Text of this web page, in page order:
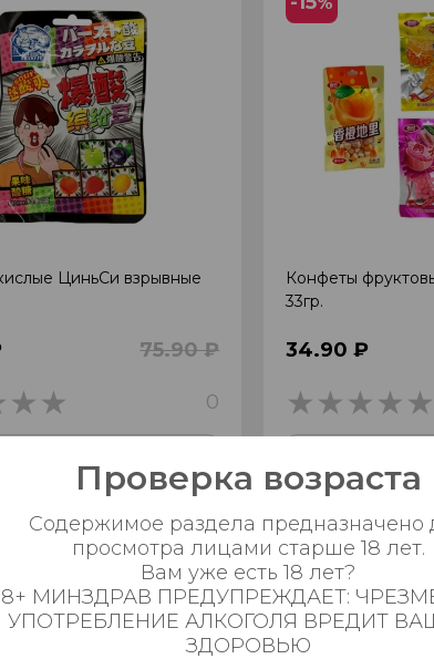
ЦиньСи взрывные
75.90 ₽
0
Конфеты
33гр.
34.90 ₽
1
Проверка возраста
Содержимое раздела предназначено
просмотра лицами старше 18 лет.
Вам уже есть 18 лет?
МИНЗДРАВ ПРЕДУПРЕЖДАЕТ:
УПОТРЕБЛЕНИЕ АЛКОГОЛЯ ВРЕДИТ
ЗДОРОВЬЮ